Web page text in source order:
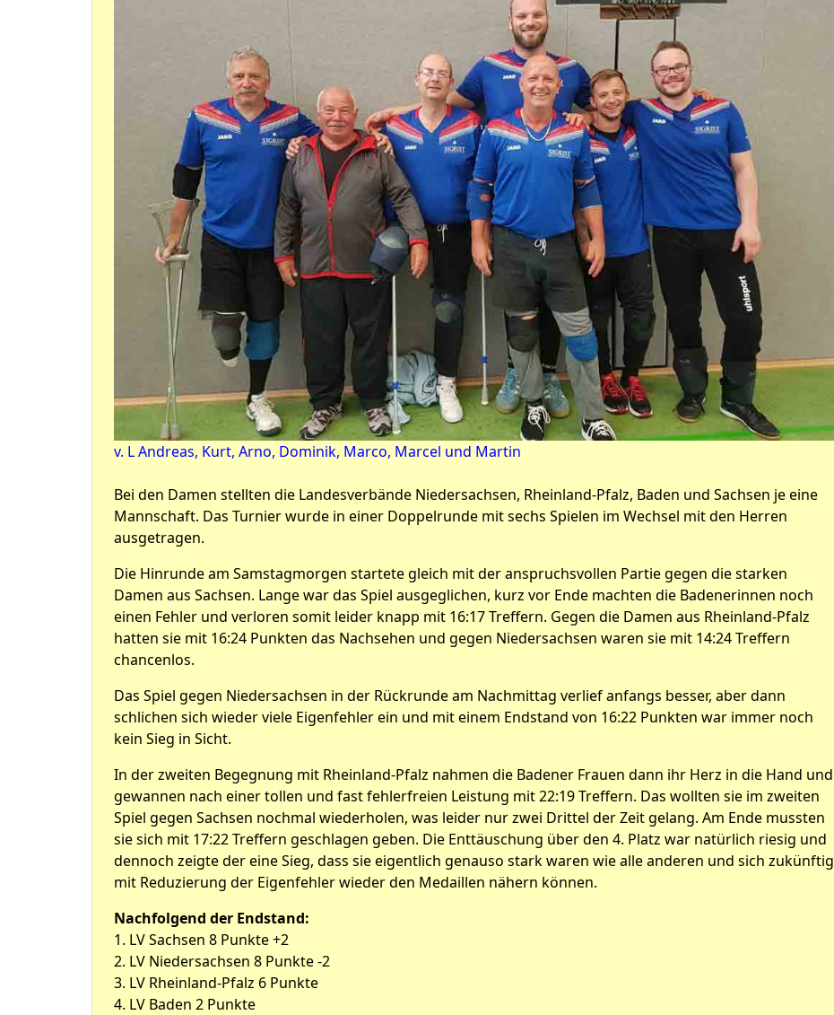
v. L Andreas, Kurt, Arno, Dominik, Marco, Marcel und Martin
Bei den Damen stellten die Landesverbände Niedersachsen, Rheinland-Pfalz, Baden und Sachsen je eine
Mannschaft. Das Turnier wurde in einer Doppelrunde mit sechs Spielen im Wechsel mit den Herren
ausgetragen.
Die Hinrunde am Samstagmorgen startete gleich mit der anspruchsvollen Partie gegen die starken
Damen aus Sachsen. Lange war das Spiel ausgeglichen, kurz vor Ende machten die Badenerinnen noch
einen Fehler und verloren somit leider knapp mit 16:17 Treffern. Gegen die Damen aus Rheinland-Pfalz
hatten sie mit 16:24 Punkten das Nachsehen und gegen Niedersachsen waren sie mit 14:24 Treffern
chancenlos.
Das Spiel gegen Niedersachsen in der Rückrunde am Nachmittag verlief anfangs besser, aber dann
schlichen sich wieder viele Eigenfehler ein und mit einem Endstand von 16:22 Punkten war immer noch
kein Sieg in Sicht.
In der zweiten Begegnung mit Rheinland-Pfalz nahmen die Badener Frauen dann ihr Herz in die Hand und
gewannen nach einer tollen und fast fehlerfreien Leistung mit 22:19 Treffern. Das wollten sie im zweiten
Spiel gegen Sachsen nochmal wiederholen, was leider nur zwei Drittel der Zeit gelang. Am Ende mussten
sie sich mit 17:22 Treffern geschlagen geben. Die Enttäuschung über den 4. Platz war natürlich riesig und
dennoch zeigte der eine Sieg, dass sie eigentlich genauso stark waren wie alle anderen und sich zukünftig
mit Reduzierung der Eigenfehler wieder den Medaillen nähern können.
Nachfolgend der Endstand:
1. LV Sachsen 8 Punkte +2
2. LV Niedersachsen 8 Punkte -2
3. LV Rheinland-Pfalz 6 Punkte
4. LV Baden 2 Punkte